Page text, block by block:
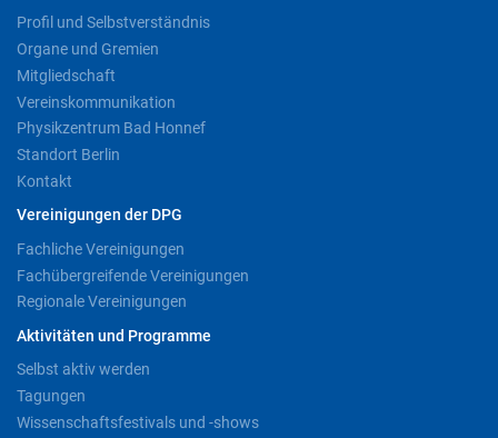
Profil und Selbstverständnis
Organe und Gremien
Mitgliedschaft
Vereinskommunikation
Physikzentrum Bad Honnef
Standort Berlin
Kontakt
Vereinigungen der DPG
Fachliche Vereinigungen
Fachübergreifende Vereinigungen
Regionale Vereinigungen
Aktivitäten und Programme
Selbst aktiv werden
Tagungen
Wissenschaftsfestivals und -shows